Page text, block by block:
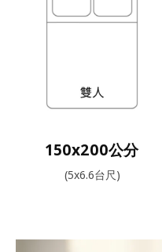
150x200公分
(5x6.6台尺)